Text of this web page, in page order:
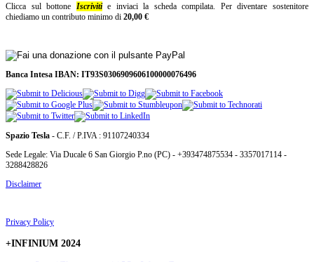
Clicca sul bottone Iscrivitie inviaci la scheda compilata. Per diventare sostenitore
chiediamo un contributo minimo di 20,00 €
Banca Intesa IBAN: IT93S0306909606100000076496
Spazio Tesla - C.F. / P.IVA : 91107240334
Sede Legale: Via Ducale 6 San Giorgio P.no (PC) - +393474875534 - 3357017114 -
3288428826
Disclaimer
Privacy Policy
+INFINIUM 2024